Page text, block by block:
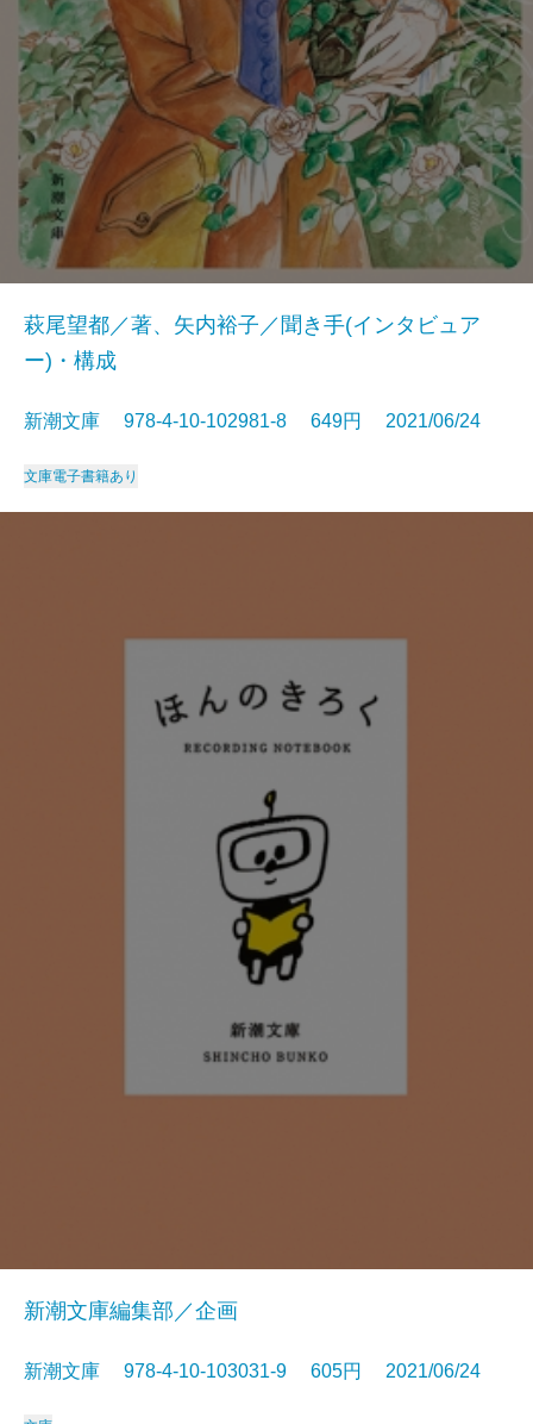
萩尾望都／著、矢内裕子／聞き手(インタビュア
ー)・構成
新潮文庫 978-4-10-102981-8 649円 2021/06/24
文庫電子書籍あり
新潮文庫編集部／企画
新潮文庫 978-4-10-103031-9 605円 2021/06/24